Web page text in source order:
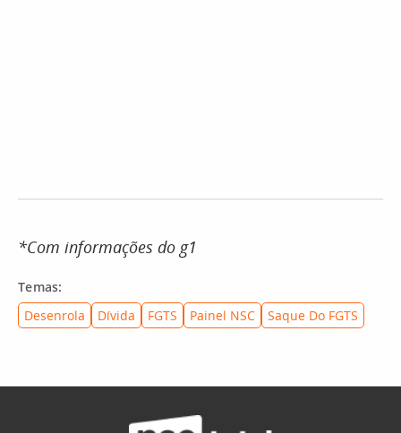
*Com informações do g1
Temas:
Desenrola
Dívida FGTS Painel NSC Saque Do FGTS